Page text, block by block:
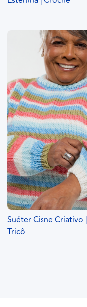
Suéter Cisne Criativo |
Tricô